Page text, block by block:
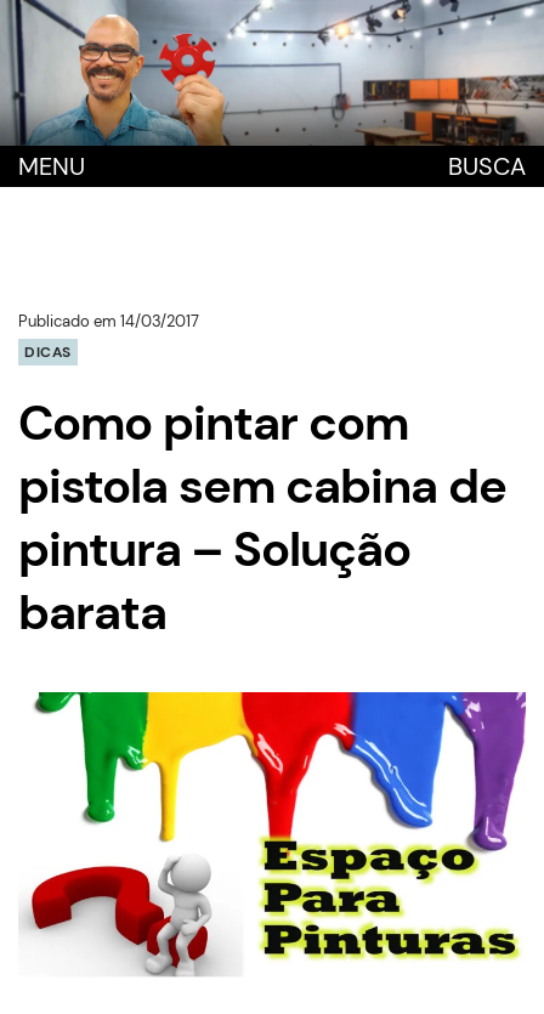
MENU BUSCA
Publicado em 14/03/2017
DICAS
Como pintar com
pistola sem cabina de
pintura – Solução
barata